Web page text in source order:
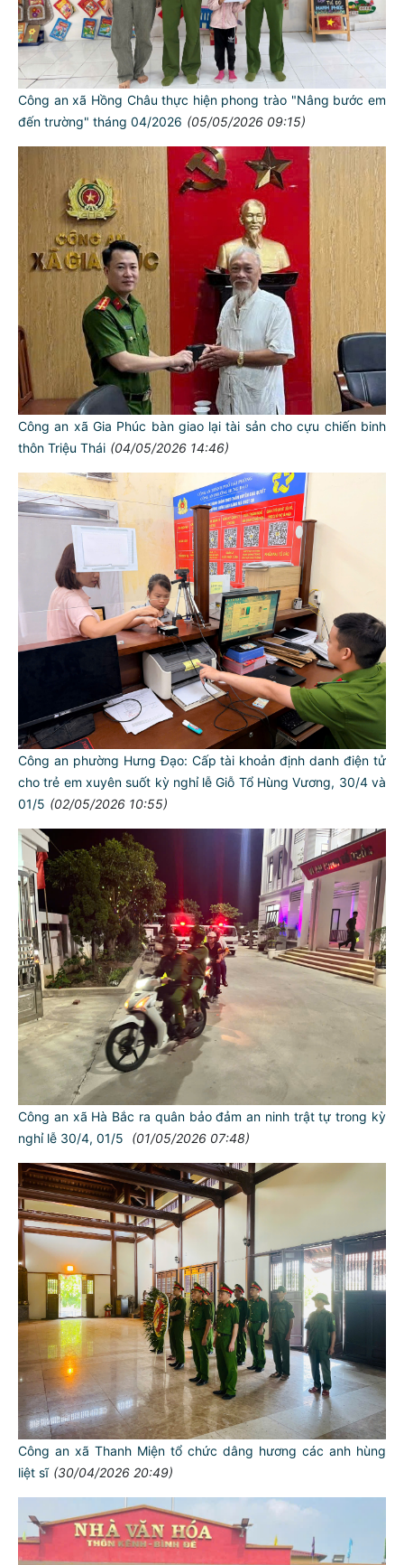
Công an xã Hồng Châu thực hiện phong trào "Nâng bước em
đến trường" tháng 04/2026 (05/05/2026 09:15)
Công an xã Gia Phúc bàn giao lại tài sản cho cựu chiến binh
thôn Triệu Thái (04/05/2026 14:46)
Công an phường Hưng Đạo: Cấp tài khoản định danh điện tử
cho trẻ em xuyên suốt kỳ nghỉ lễ Giỗ Tổ Hùng Vương, 30/4 và
01/5 (02/05/2026 10:55)
Công an xã Hà Bắc ra quân bảo đảm an ninh trật tự trong kỳ
nghỉ lễ 30/4, 01/5
(01/05/2026 07:48)
Công an xã Thanh Miện tổ chức dâng hương các anh hùng
liệt sĩ (30/04/2026 20:49)